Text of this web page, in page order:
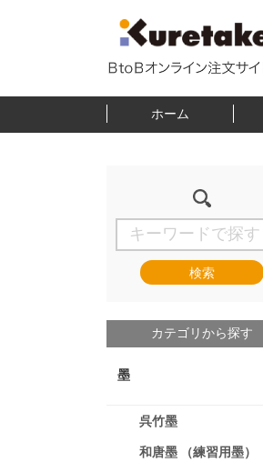
ホーム
検索
カテゴリから探す
墨
呉竹墨
和唐墨 （練習用墨）